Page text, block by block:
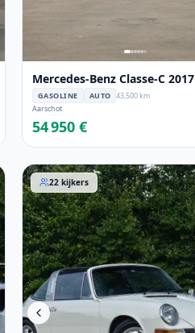
Mercedes-Benz Classe-C 2017
GASOLINE AUTO 43,500 km
Aarschot
54 950 €
Porsche 911 1970
22 kijkers